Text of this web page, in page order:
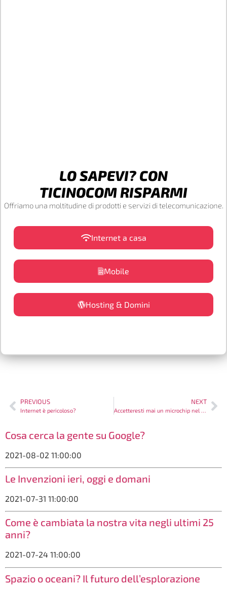
LO SAPEVI? CON
TICINOCOM RISPARMI
Offriamo una moltitudine di prodotti e servizi di telecomunicazione.
Internet a casa
Mobile
Hosting & Domini
PREVIOUS
Internet è pericoloso?
NEXT
Accetteresti mai un microchip nel cervello?
Cosa cerca la gente su Google?
2021-08-02 11:00:00
Le Invenzioni ieri, oggi e domani
2021-07-31 11:00:00
Come è cambiata la nostra vita negli ultimi 25
anni?
2021-07-24 11:00:00
Spazio o oceani? Il futuro dell’esplorazione